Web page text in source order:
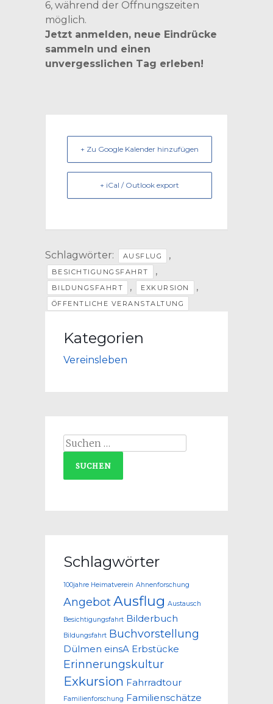
6, während der Öffnungszeiten
möglich.
Jetzt anmelden, neue Eindrücke
sammeln und einen
unvergesslichen Tag erleben!
+ Zu Google Kalender hinzufügen
+ iCal / Outlook export
Schlagwörter: AUSFLUG ,
BESICHTIGUNGSFAHRT ,
BILDUNGSFAHRT , EXKURSION ,
ÖFFENTLICHE VERANSTALTUNG
Kategorien
Vereinsleben
Suchen
nach:
Schlagwörter
100jahre Heimatverein Ahnenforschung
AngebotAusflug Austausch
Besichtigungsfahrt Bilderbuch
Bildungsfahrt Buchvorstellung
Dülmen einsA Erbstücke
Erinnerungskultur
Exkursion Fahrradtour
Familienforschung Familienschätze